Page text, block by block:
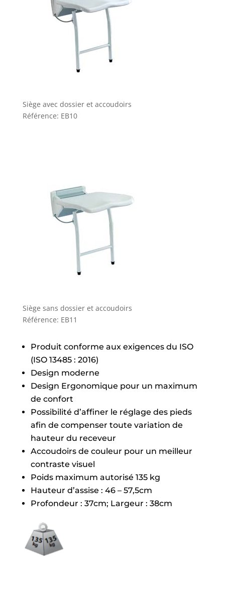
Siège avec dossier et accoudoirs
Référence: EB10
Siège sans dossier et accoudoirs
Référence: EB11
Produit conforme aux exigences du ISO
(ISO 13485 : 2016)
Design moderne
Design Ergonomique pour un maximum
de confort
Possibilité d’affiner le réglage des pieds
afin de compenser toute variation de
hauteur du receveur
Accoudoirs de couleur pour un meilleur
contraste visuel
Poids maximum autorisé 135 kg
Hauteur d’assise : 46 – 57,5cm
Profondeur : 37cm; Largeur : 38cm